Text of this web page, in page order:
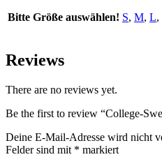
Bitte Größe auswählen! S, M, L,
Reviews
There are no reviews yet.
Be the first to review “College-
Deine E-Mail-Adresse wird nicht
Felder sind mit * markiert